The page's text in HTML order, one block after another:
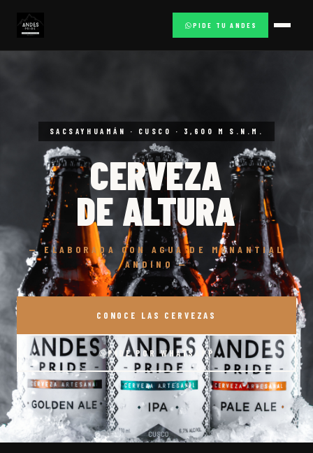
PIDE TU ANDES
SACSAYHUAMÁN · CUSCO · 3,600 M S.N.M.
CERVEZA
DE ALTURA
— ELABORADA CON AGUA DE MANANTIAL
ANDINO —
CONOCE LAS CERVEZAS
PIDE POR WHATSAPP